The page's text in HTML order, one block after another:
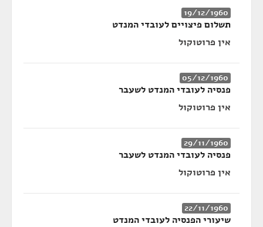
19/12/1960
תשלום פיצויים לעובדי המנדט
אין פרוטוקול
05/12/1960
פנסיה לעובדי המנדט לשעבר
אין פרוטוקול
29/11/1960
פנסיה לעובדי המנדט לשעבר
אין פרוטוקול
22/11/1960
שיעורי הפנסיה לעובדי המנדט